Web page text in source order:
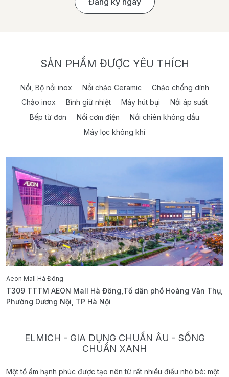
SẢN PHẨM ĐƯỢC YÊU THÍCH
Nồi, Bộ nồi inox Nồi chảo Ceramic
Chảo chống dính
Chảo inox
Bình giữ nhiệt Máy hút bụi
Nồi áp suất
Bếp từ đơn
Nồi cơm điện
Nồi chiên không dầu
Máy lọc không khí
Aeon Mall Hà Đông
T309 TTTM AEON Mall Hà Đông,Tổ dân phố Hoàng Văn Thụ,
Phường Dương Nội, TP Hà Nội
ELMICH - GIA DỤNG CHUẨN ÂU - SỐNG
CHUẨN XANH
Một tổ ấm hạnh phúc được tạo nên từ rất nhiều điều nhỏ bé: một